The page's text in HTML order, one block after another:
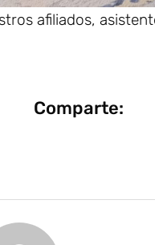
afiliados,
Comparte: